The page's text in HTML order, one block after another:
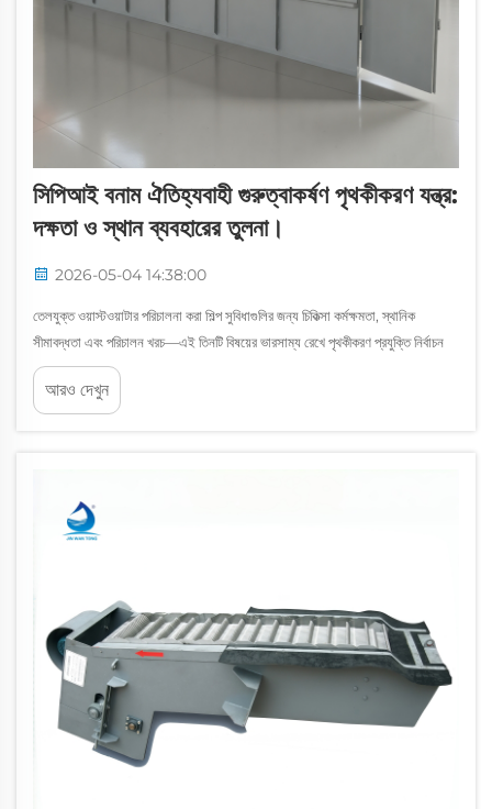
সিপিআই বনাম ঐতিহ্যবাহী গুরুত্বাকর্ষণ পৃথকীকরণ যন্ত্র:
দক্ষতা ও স্থান ব্যবহারের তুলনা।
2026-05-04 14:38:00
তেলযুক্ত ওয়াস্টওয়াটার পরিচালনা করা শিল্প সুবিধাগুলির জন্য চিকিত্সা কর্মক্ষমতা, স্থানিক
সীমাবদ্ধতা এবং পরিচালন খরচ—এই তিনটি বিষয়ের ভারসাম্য রেখে পৃথকীকরণ প্রযুক্তি নির্বাচন
করা একটি গুরুত্বপূর্ণ সিদ্ধান্ত। সিপিআই পৃথকীকরণ সিস্টেম এবং ঐতিহ্যবাহী...
আরও দেখুন